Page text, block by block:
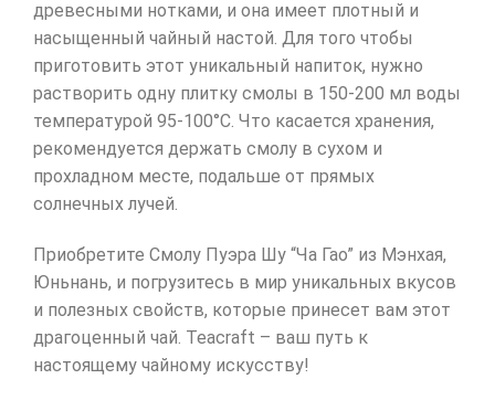
древесными нотками, и она имеет плотный и
насыщенный чайный настой. Для того чтобы
приготовить этот уникальный напиток, нужно
растворить одну плитку смолы в 150-200 мл воды
температурой 95-100°С. Что касается хранения,
рекомендуется держать смолу в сухом и
прохладном месте, подальше от прямых
солнечных лучей.
Приобретите Смолу Пуэра Шу “Ча Гао” из Мэнхая,
Юньнань, и погрузитесь в мир уникальных вкусов
и полезных свойств, которые принесет вам этот
драгоценный чай. Teacraft – ваш путь к
настоящему чайному искусству!